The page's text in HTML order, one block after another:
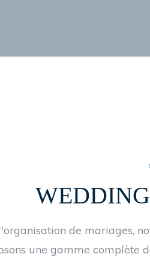
de mariages,
une gamme complète